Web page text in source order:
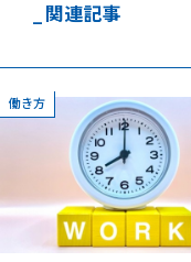
_ 関連記事
働き方